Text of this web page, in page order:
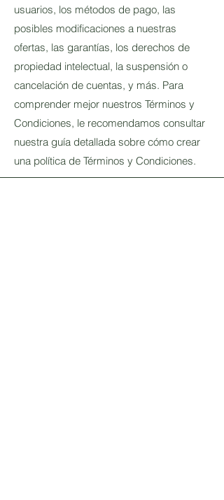
usuarios, los métodos de pago, las
posibles modificaciones a nuestras
ofertas, las garantías, los derechos de
propiedad intelectual, la suspensión o
cancelación de cuentas, y más. Para
comprender mejor nuestros Términos y
Condiciones, le recomendamos consultar
nuestra guía detallada sobre cómo crear
una política de Términos y Condiciones.